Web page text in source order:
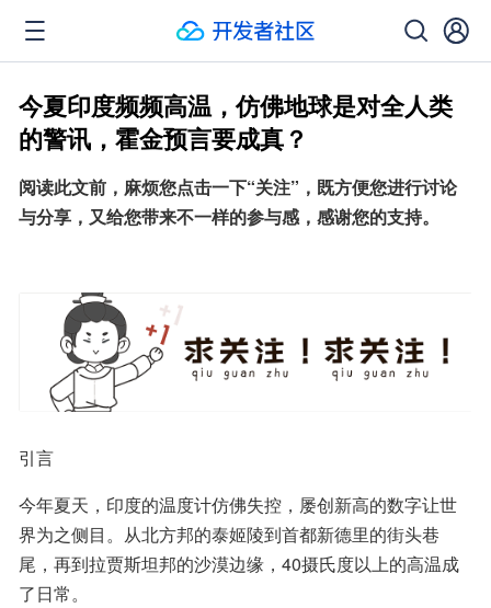
今夏印度频频高温，仿佛地球是对全人类
的警讯，霍金预言要成真？
阅读此文前，麻烦您点击一下“关注”，既方便您进行讨论
与分享，又给您带来不一样的参与感，感谢您的支持。
引言
今年夏天，印度的温度计仿佛失控，屡创新高的数字让世
界为之侧目。从北方邦的泰姬陵到首都新德里的街头巷
尾，再到拉贾斯坦邦的沙漠边缘，40摄氏度以上的高温成
了日常。